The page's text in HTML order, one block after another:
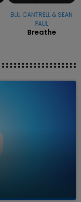
BLU CANTRELL & SEAN
PAUL
Breathe